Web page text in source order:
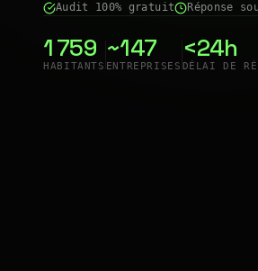
Audit 100% gratuit Réponse
1 759
HABITANTS
~147
ENTREPRISES
<24h
DÉLAI DE